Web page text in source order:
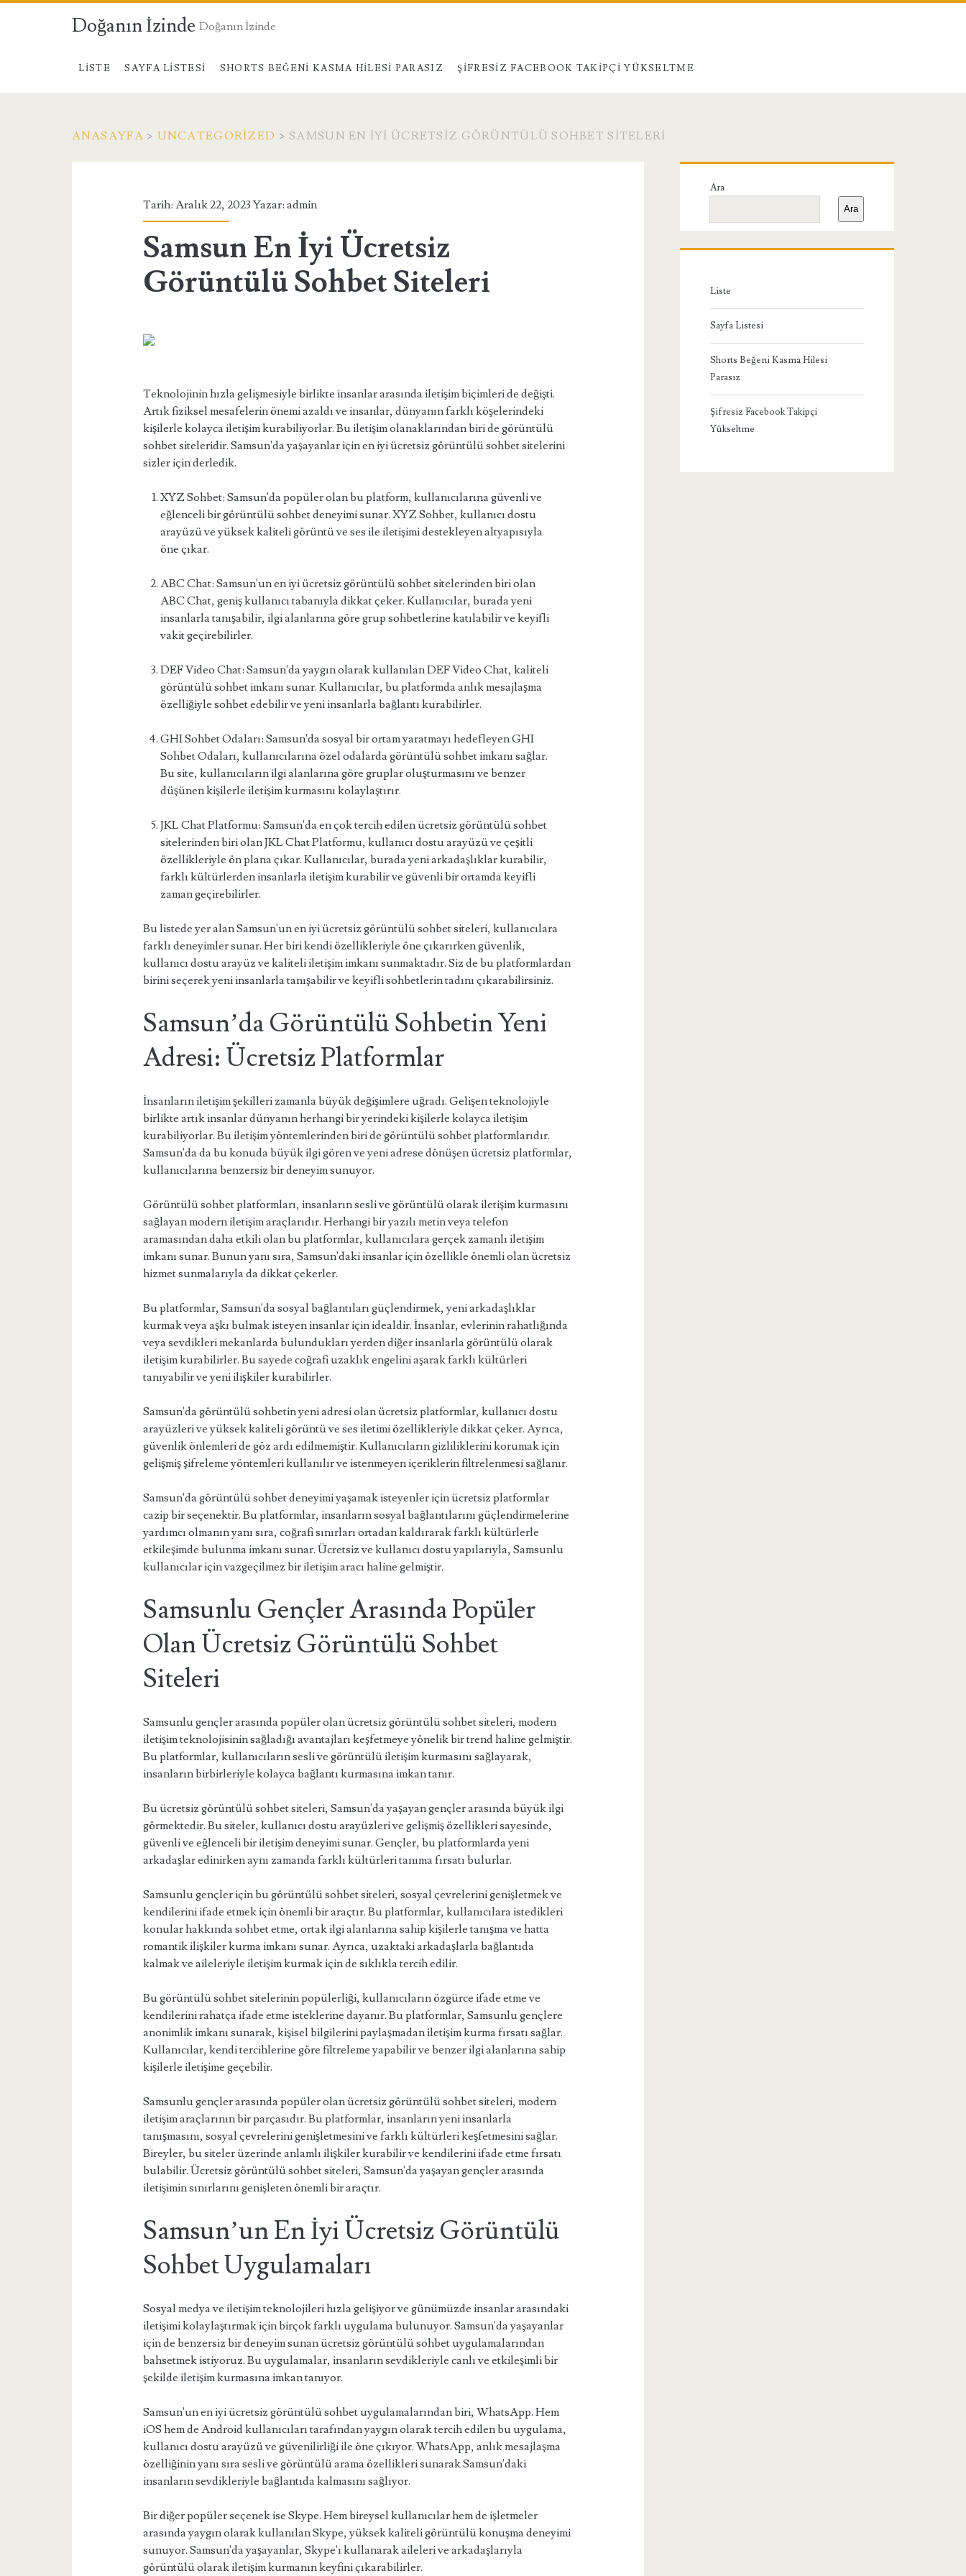
Doğanın İzinde Doğanın İzinde
LISTE SAYFA LISTESI SHORTS BEĞENI KASMA HILESI PARASIZ ŞIFRESIZ FACEBOOK TAKIPÇI YÜKSELTME
ANASAYFA > UNCATEGORIZED >SAMSUN EN İYI ÜCRETSIZ GÖRÜNTÜLÜ SOHBET SITELERI
Tarih: Aralık 22, 2023 Yazar:admin
Samsun En İyi Ücretsiz
Görüntülü Sohbet Siteleri
Teknolojinin hızla gelişmesiyle birlikte insanlar arasında iletişim biçimleri de değişti.
Artık fiziksel mesafelerin önemi azaldı ve insanlar, dünyanın farklı köşelerindeki
kişilerle kolayca iletişim kurabiliyorlar. Bu iletişim olanaklarından biri de görüntülü
sohbet siteleridir. Samsun'da yaşayanlar için en iyi ücretsiz görüntülü sohbet sitelerini
sizler için derledik.
XYZ Sohbet: Samsun'da popüler olan bu platform, kullanıcılarına güvenli ve
eğlenceli bir görüntülü sohbet deneyimi sunar. XYZ Sohbet, kullanıcı dostu
arayüzü ve yüksek kaliteli görüntü ve ses ile iletişimi destekleyen altyapısıyla
öne çıkar.
ABC Chat: Samsun'un en iyi ücretsiz görüntülü sohbet sitelerinden biri olan
ABC Chat, geniş kullanıcı tabanıyla dikkat çeker. Kullanıcılar, burada yeni
insanlarla tanışabilir, ilgi alanlarına göre grup sohbetlerine katılabilir ve keyifli
vakit geçirebilirler.
DEF Video Chat: Samsun'da yaygın olarak kullanılan DEF Video Chat, kaliteli
görüntülü sohbet imkanı sunar. Kullanıcılar, bu platformda anlık mesajlaşma
özelliğiyle sohbet edebilir ve yeni insanlarla bağlantı kurabilirler.
GHI Sohbet Odaları: Samsun'da sosyal bir ortam yaratmayı hedefleyen GHI
Sohbet Odaları, kullanıcılarına özel odalarda görüntülü sohbet imkanı sağlar.
Bu site, kullanıcıların ilgi alanlarına göre gruplar oluşturmasını ve benzer
düşünen kişilerle iletişim kurmasını kolaylaştırır.
JKL Chat Platformu: Samsun'da en çok tercih edilen ücretsiz görüntülü sohbet
sitelerinden biri olan JKL Chat Platformu, kullanıcı dostu arayüzü ve çeşitli
özellikleriyle ön plana çıkar. Kullanıcılar, burada yeni arkadaşlıklar kurabilir,
farklı kültürlerden insanlarla iletişim kurabilir ve güvenli bir ortamda keyifli
zaman geçirebilirler.
Bu listede yer alan Samsun'un en iyi ücretsiz görüntülü sohbet siteleri, kullanıcılara
farklı deneyimler sunar. Her biri kendi özellikleriyle öne çıkarırken güvenlik,
kullanıcı dostu arayüz ve kaliteli iletişim imkanı sunmaktadır. Siz de bu platformlardan
birini seçerek yeni insanlarla tanışabilir ve keyifli sohbetlerin tadını çıkarabilirsiniz.
Samsun’da Görüntülü Sohbetin Yeni
Adresi: Ücretsiz Platformlar
İnsanların iletişim şekilleri zamanla büyük değişimlere uğradı. Gelişen teknolojiyle
birlikte artık insanlar dünyanın herhangi bir yerindeki kişilerle kolayca iletişim
kurabiliyorlar. Bu iletişim yöntemlerinden biri de görüntülü sohbet platformlarıdır.
Samsun'da da bu konuda büyük ilgi gören ve yeni adrese dönüşen ücretsiz platformlar,
kullanıcılarına benzersiz bir deneyim sunuyor.
Görüntülü sohbet platformları, insanların sesli ve görüntülü olarak iletişim kurmasını
sağlayan modern iletişim araçlarıdır. Herhangi bir yazılı metin veya telefon
aramasından daha etkili olan bu platformlar, kullanıcılara gerçek zamanlı iletişim
imkanı sunar. Bunun yanı sıra, Samsun'daki insanlar için özellikle önemli olan ücretsiz
hizmet sunmalarıyla da dikkat çekerler.
Bu platformlar, Samsun'da sosyal bağlantıları güçlendirmek, yeni arkadaşlıklar
kurmak veya aşkı bulmak isteyen insanlar için idealdir. İnsanlar, evlerinin rahatlığında
veya sevdikleri mekanlarda bulundukları yerden diğer insanlarla görüntülü olarak
iletişim kurabilirler. Bu sayede coğrafi uzaklık engelini aşarak farklı kültürleri
tanıyabilir ve yeni ilişkiler kurabilirler.
Samsun'da görüntülü sohbetin yeni adresi olan ücretsiz platformlar, kullanıcı dostu
arayüzleri ve yüksek kaliteli görüntü ve ses iletimi özellikleriyle dikkat çeker. Ayrıca,
güvenlik önlemleri de göz ardı edilmemiştir. Kullanıcıların gizliliklerini korumak için
gelişmiş şifreleme yöntemleri kullanılır ve istenmeyen içeriklerin filtrelenmesi sağlanır.
Samsun'da görüntülü sohbet deneyimi yaşamak isteyenler için ücretsiz platformlar
cazip bir seçenektir. Bu platformlar, insanların sosyal bağlantılarını güçlendirmelerine
yardımcı olmanın yanı sıra, coğrafi sınırları ortadan kaldırarak farklı kültürlerle
etkileşimde bulunma imkanı sunar. Ücretsiz ve kullanıcı dostu yapılarıyla, Samsunlu
kullanıcılar için vazgeçilmez bir iletişim aracı haline gelmiştir.
Samsunlu Gençler Arasında Popüler
Olan Ücretsiz Görüntülü Sohbet
Siteleri
Samsunlu gençler arasında popüler olan ücretsiz görüntülü sohbet siteleri, modern
iletişim teknolojisinin sağladığı avantajları keşfetmeye yönelik bir trend haline gelmiştir.
Bu platformlar, kullanıcıların sesli ve görüntülü iletişim kurmasını sağlayarak,
insanların birbirleriyle kolayca bağlantı kurmasına imkan tanır.
Bu ücretsiz görüntülü sohbet siteleri, Samsun'da yaşayan gençler arasında büyük ilgi
görmektedir. Bu siteler, kullanıcı dostu arayüzleri ve gelişmiş özellikleri sayesinde,
güvenli ve eğlenceli bir iletişim deneyimi sunar. Gençler, bu platformlarda yeni
arkadaşlar edinirken aynı zamanda farklı kültürleri tanıma fırsatı bulurlar.
Samsunlu gençler için bu görüntülü sohbet siteleri, sosyal çevrelerini genişletmek ve
kendilerini ifade etmek için önemli bir araçtır. Bu platformlar, kullanıcılara istedikleri
konular hakkında sohbet etme, ortak ilgi alanlarına sahip kişilerle tanışma ve hatta
romantik ilişkiler kurma imkanı sunar. Ayrıca, uzaktaki arkadaşlarla bağlantıda
kalmak ve aileleriyle iletişim kurmak için de sıklıkla tercih edilir.
Bu görüntülü sohbet sitelerinin popülerliği, kullanıcıların özgürce ifade etme ve
kendilerini rahatça ifade etme isteklerine dayanır. Bu platformlar, Samsunlu gençlere
anonimlik imkanı sunarak, kişisel bilgilerini paylaşmadan iletişim kurma fırsatı sağlar.
Kullanıcılar, kendi tercihlerine göre filtreleme yapabilir ve benzer ilgi alanlarına sahip
kişilerle iletişime geçebilir.
Samsunlu gençler arasında popüler olan ücretsiz görüntülü sohbet siteleri, modern
iletişim araçlarının bir parçasıdır. Bu platformlar, insanların yeni insanlarla
tanışmasını, sosyal çevrelerini genişletmesini ve farklı kültürleri keşfetmesini sağlar.
Bireyler, bu siteler üzerinde anlamlı ilişkiler kurabilir ve kendilerini ifade etme fırsatı
bulabilir. Ücretsiz görüntülü sohbet siteleri, Samsun'da yaşayan gençler arasında
iletişimin sınırlarını genişleten önemli bir araçtır.
Samsun’un En İyi Ücretsiz Görüntülü
Sohbet Uygulamaları
Sosyal medya ve iletişim teknolojileri hızla gelişiyor ve günümüzde insanlar arasındaki
iletişimi kolaylaştırmak için birçok farklı uygulama bulunuyor. Samsun'da yaşayanlar
için de benzersiz bir deneyim sunan ücretsiz görüntülü sohbet uygulamalarından
bahsetmek istiyoruz. Bu uygulamalar, insanların sevdikleriyle canlı ve etkileşimli bir
şekilde iletişim kurmasına imkan tanıyor.
Samsun'un en iyi ücretsiz görüntülü sohbet uygulamalarından biri, WhatsApp. Hem
iOS hem de Android kullanıcıları tarafından yaygın olarak tercih edilen bu uygulama,
kullanıcı dostu arayüzü ve güvenilirliği ile öne çıkıyor. WhatsApp, anlık mesajlaşma
özelliğinin yanı sıra sesli ve görüntülü arama özellikleri sunarak Samsun'daki
insanların sevdikleriyle bağlantıda kalmasını sağlıyor.
Bir diğer popüler seçenek ise Skype. Hem bireysel kullanıcılar hem de işletmeler
arasında yaygın olarak kullanılan Skype, yüksek kaliteli görüntülü konuşma deneyimi
sunuyor. Samsun'da yaşayanlar, Skype'ı kullanarak aileleri ve arkadaşlarıyla
görüntülü olarak iletişim kurmanın keyfini çıkarabilirler.
Birincil
Yan
Menü
Ara
Ara
Liste
Sayfa Listesi
Shorts Beğeni Kasma Hilesi
Parasız
Şifresiz Facebook Takipçi
Yükseltme